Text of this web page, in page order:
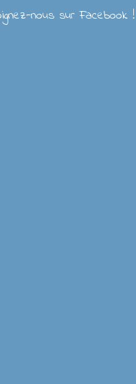
nous sur Facebook !